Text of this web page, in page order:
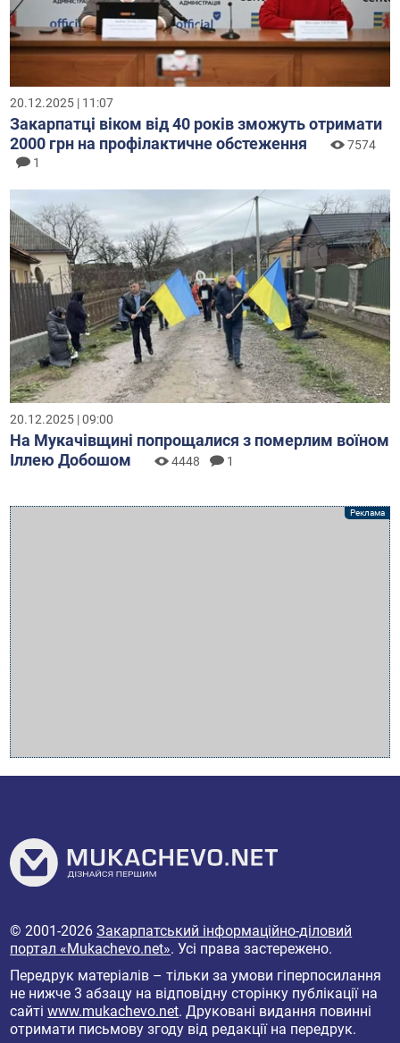
20.12.2025 | 11:07
Закарпатці віком від 40 років зможуть отримати
2000 грн на профілактичне обстеження
7574
1
20.12.2025 | 09:00
На Мукачівщині попрощалися з померлим воїном
Іллею Добошом
4448 1
© 2001-2026Закарпатський інформаційно-діловий
портал «Mukachevo.net». Усі права застережено.
Передрук матеріалів – тільки за умови гіперпосилання
не нижче 3 абзацу на відповідну сторінку публікації на
сайтіwww.mukachevo.net. Друковані видання повинні
отримати письмову згоду від редакції на передрук.